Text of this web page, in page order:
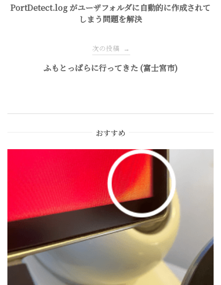
稿
PortDetect.log がユーザフォルダに自動的に作成されて
しまう問題を解決
次の投稿 →
ふもとっぱらに行ってきた (富士宮市)
おすすめ